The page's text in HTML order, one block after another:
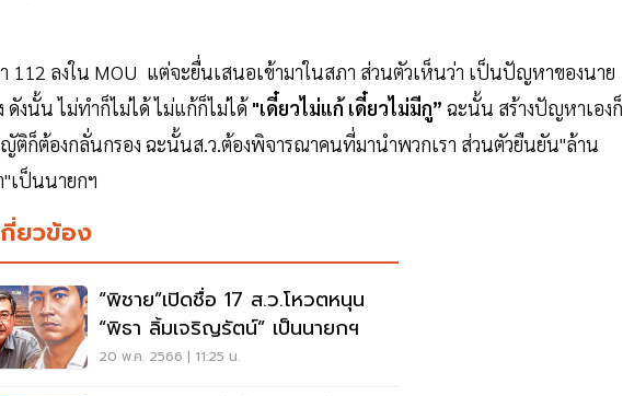
112 ลงใน MOU แต่จะยื่นเสนอเข้ามาในสภา ส่วนตัวเห็นว่า เป็นปัญหาของนาย
ดังนั้น ไม่ทำก็ไม่ได้ ไม่แก้ก็ไม่ได้"เดี๋ยวไม่แก้ เดี๋ยวไม่มีกู” ฉะนั้น สร้างปัญหาเองก็
ก็ต้องกลั่นกรอง ฉะนั้นส.ว.ต้องพิจารณาคนที่มานำพวกเรา ส่วนตัวยืนยัน"ล้าน
เป็นนายกฯ
กี่ยวข้อง
“พิชาย”เปิดชื่อ 17 ส.ว.โหวตหนุน
“พิธา ลิ้มเจริญรัตน์” เป็นนายกฯ
20 พ.ค. 2566 | 11:25 น.